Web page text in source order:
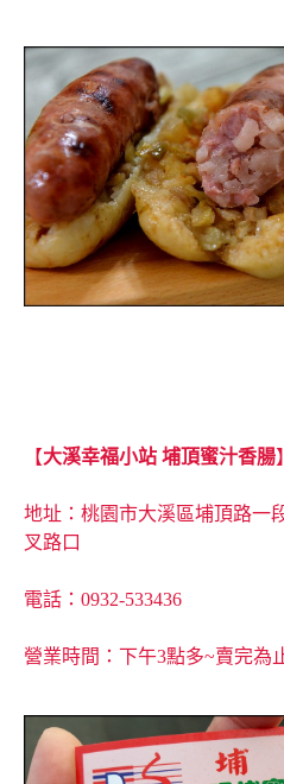
【大溪幸福小站 埔頂蜜汁香腸】
地址： 桃園市大溪區埔頂路一
叉路口
電話：0932-533436
營業時間：下午3點多~賣完為